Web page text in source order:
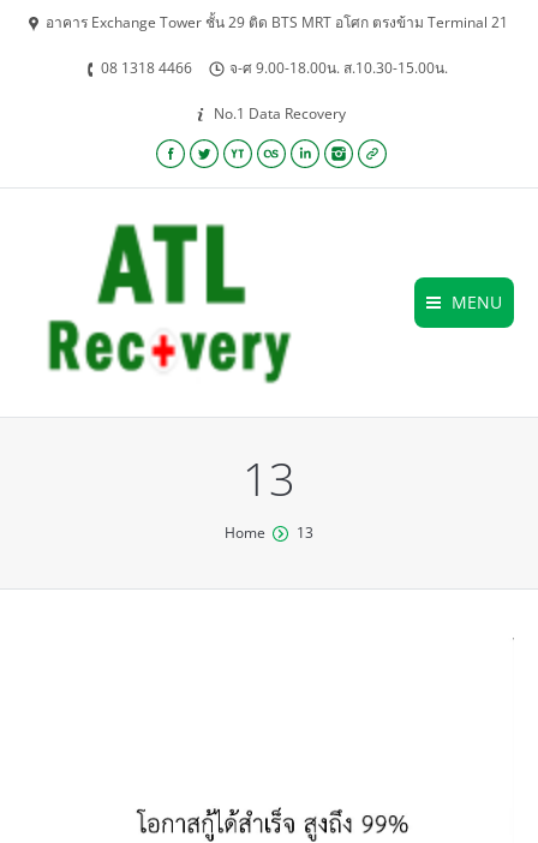
อาคาร Exchange Tower ชั้น 29 ติด BTS MRT อโศก ตรงข้าม Terminal 21
08 1318 4466 จ-ศ 9.00-18.00น. ส.10.30-15.00น.
No.1 Data Recovery
Facebook
TwitterYouTubeLastfmLinkedinInstagram
Website
MENU
13
Home 13